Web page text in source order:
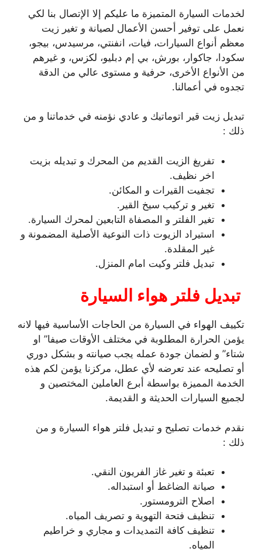
لخدمات السيارة المتميزة ما عليكم إلا الإتصال بنا لكي
نعمل على توفير أحسن الأعمال لصيانة و تغير زيت
معظم أنواع السيارات، فيات، انفنتي، مرسيدس، بيجو،
سكودا، جاكوار، بورش، بي إم دبليو، لكزس، و غيرهم
من الأنواع الأخرى، حرفية و مستوى عالي من الدقة
تجدوه في أعمالنا.
تبديل زيت قير اتوماتيك و عادي نؤمنه في خدماتنا و من
ذلك :
تفريغ الزيت القديم من المحرك و تبديله بزيت
اخر نظيف.
تجفيت القيرات و المكائن.
تغير و تركيب سيخ القير.
تغير الفلتر و المصفاة التابعين لمحرك السيارة.
استيراد الزيوت ذات النوعية الأصلية المضمونة و
غير المقلدة.
تبديل فلتر وكيت امام المنزل.
تبديل فلتر هواء السيارة
تكييف الهواء في السيارة من الحاجات الأساسية فيها لانه
يؤمن الحرارة المطلوبة في مختلف الأوقات صيفا” او
شتاء” و لضمان جودة عمله يجب صيانته و بشكل دوري
أو تصليحه عند تعرضه لأي عطل، مركزنا يؤمن لكم هذه
الخدمة المميزة بواسطة أبرع العاملين المختصين و
لجميع السيارات الحديثة و القديمة.
نقدم خدمات تصليح و تبديل فلتر هواء السيارة و من
ذلك :
تعبئة و تغير غاز الفريون النقي.
صيانة الضاغط أو استبداله.
اصلاح الترومستور.
تنظيف فتحة التهوية و تصريف المياه.
تنظيف كافة التمديدات و مجاري و خراطيم
المياه.